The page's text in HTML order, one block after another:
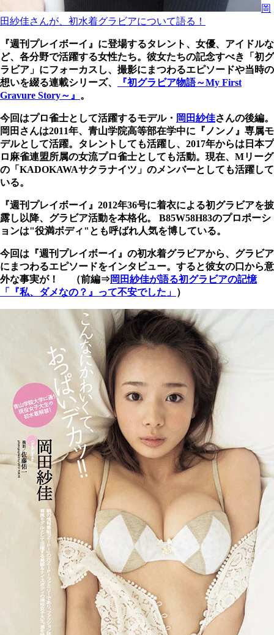
岡
田紗佳さんが、初水着グラビアについて語る！
『週刊プレイボーイ』に登場するタレント、女優、アイドルな
ど、各分野で活躍する女性たち。彼女たちの記念すべき「初グ
ラビア」にフォーカスし、撮影にまつわるエピソードや当時の
想いを綴る連載シリーズ、
『初グラビア物語～My First
Gravure Story～』 。
今回はプロ雀士として活躍するモデル・ 岡田紗佳さんの後編。
岡田さんは2011年、青山学院高等部在学中に『ノンノ』専属モ
デルとして活躍。タレントしても活躍し、2017年からは日本プ
ロ麻雀連盟所属の女流プロ雀士としても活動。現在、Mリーグ
の「KADOKAWAサクラナイツ」のメンバーとしても活躍して
いる。
『週刊プレイボーイ』2012年36号に着衣による初グラビアを披
露し以降、グラビア活動を本格化。 B85W58H83のプロポーシ
ョンは"役満ボディ"とも呼ばれ人気を博している。
今回は『週刊プレイボーイ』の初水着グラビアから、グラビア
にまつわるエピソードをインタビュー。すると彼女の口から意
外な事実が！ （前編⇒岡田紗佳が語る初グラビアの記憶
「『私、ダメなの？』って不安でした」 ）